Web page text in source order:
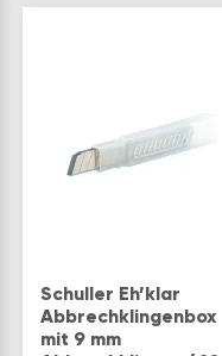
Schuller Eh’klar
Abbrechklingenbox
mit 9 mm